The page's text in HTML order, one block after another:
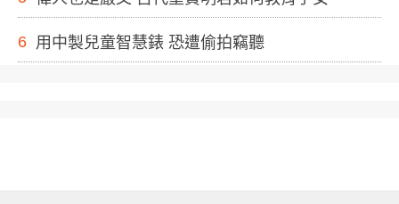
6 用中製兒童智慧錶 恐遭偷拍竊聽